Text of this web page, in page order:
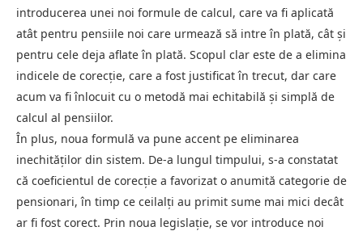
introducerea unei noi formule de calcul, care va fi aplicată
atât pentru pensiile noi care urmează să intre în plată, cât și
pentru cele deja aflate în plată. Scopul clar este de a elimina
indicele de corecție, care a fost justificat în trecut, dar care
acum va fi înlocuit cu o metodă mai echitabilă și simplă de
calcul al pensiilor.
În plus, noua formulă va pune accent pe eliminarea
inechităților din sistem. De-a lungul timpului, s-a constatat
că coeficientul de corecție a favorizat o anumită categorie de
pensionari, în timp ce ceilalți au primit sume mai mici decât
ar fi fost corect. Prin noua legislație, se vor introduce noi